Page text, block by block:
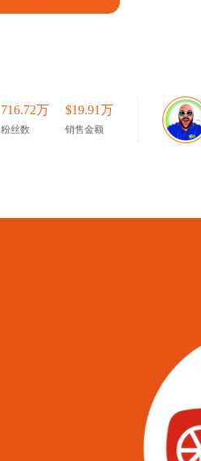
716.72万
粉丝数
$19.91万
销售金额